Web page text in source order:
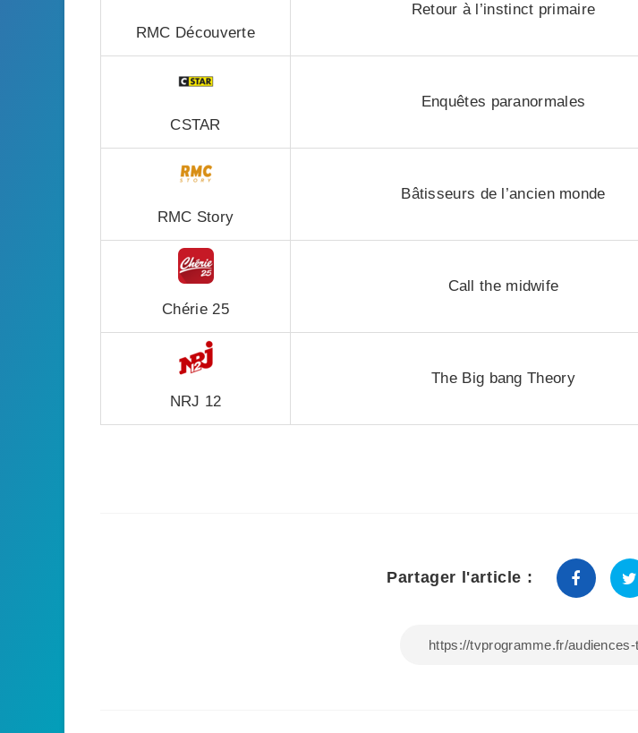
RMC Découverte
Retour à l’instinct primaire
CSTAR
Enquêtes paranormales
RMC Story
Bâtisseurs de l’ancien monde
Chérie 25
Call the midwife
NRJ 12
The Big bang Theory
Partager l'article :